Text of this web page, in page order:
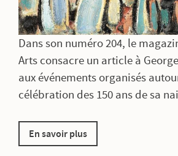
Dans son numéro 204, le
Arts consacre un article à
aux événements organisés
célébration des 150 ans de sa
En savoir plus